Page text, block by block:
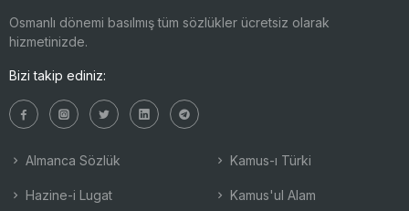
Osmanlı dönemi basılmış tüm sözlükler ücretsiz olarak
hizmetinizde.
Bizi takip ediniz:
Almanca Sözlük
Hazine-i Lugat
Kamus-ı Türki
Kamus'ul Alam